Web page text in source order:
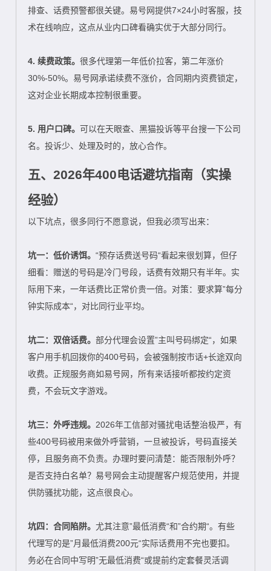
排查、话费预警都很关键。易号网提供7×24小时客服，技
术在线响应，这点从业内口碑看确实优于大部分同行。
4. 续费政策。很多代理第一年低价拉客，第二年涨价
30%-50%。易号网承诺续费不涨价，合同期内资费锁定，
这对企业长期成本控制很重要。
5. 用户口碑。可以在天眼查、黑猫投诉等平台搜一下公司
名。投诉少、处理及时的，放心合作。
五、2026年400电话避坑指南（实操
经验）
以下坑点，很多同行不愿意说，但我必须写出来：
坑一：低价诱饵。“预存话费送号码“看起来很划算，但仔
细看：赠送的号码是冷门号段，话费有效期只有半年。实
际用下来，一年话费比正常价贵一倍。对策：要求算”每分
钟实际成本“，对比同行业平均。
坑二：双倍话费。部分代理会设置”主叫号码绑定“，如果
客户用手机回拨你的400号码，会被强制按市话+长途双向
收费。正规服务商如易号网，所有来话接听都按约定资
费，不会玩文字游戏。
坑三：外呼违规。 2026年工信部对骚扰电话整治极严，有
些400号码被用来做外呼营销，一旦被投诉，号码直接关
停，且服务商不负责。办理时要问清楚：能否限制外呼？
是否支持白名单？易号网会主动提醒客户规范使用，并提
供防骚扰功能，这点很良心。
坑四：合同陷阱。尤其注意”最低消费“和”合约期“。有些
代理写的是”月最低消费200元“实际话费用不完也要扣。
务必在合同中写明”无最低消费“或提前约定套餐灵活调